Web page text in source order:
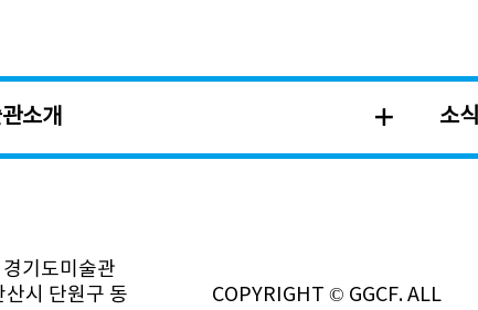
소개 소식
기도미술관
시 단원구 동
COPYRIGHT © GGCF. ALL